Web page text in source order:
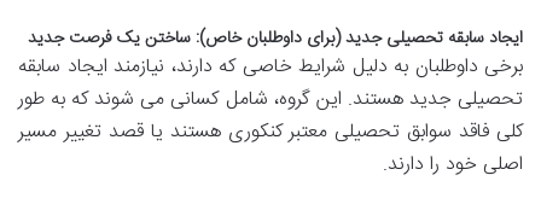
ایجاد سابقه تحصیلی جدید (برای داوطلبان خاص): ساختن یک فرصت جدید
برخی داوطلبان به دلیل شرایط خاصی که دارند، نیازمند ایجاد سابقه
تحصیلی جدید هستند. این گروه، شامل کسانی می شوند که به طور
کلی فاقد سوابق تحصیلی معتبر کنکوری هستند یا قصد تغییر مسیر
اصلی خود را دارند.